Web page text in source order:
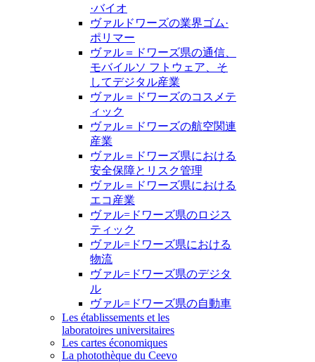
·バイオ
ヴァルドワーズの業界ゴム·
ポリマー
ヴァル＝ドワーズ県の通信、
モバイルソ フトウェア、そ
してデジタル産業
ヴァル＝ドワーズのコスメテ
ィック
ヴァル＝ドワーズの航空関連
産業
ヴァル＝ドワーズ県における
安全保障とリスク管理
ヴァル＝ドワーズ県における
エコ産業
ヴァル=ドワーズ県のロジス
ティック
ヴァル=ドワーズ県における
物流
ヴァル=ドワーズ県のデジタ
ル
ヴァル=ドワーズ県の自動車
Les établissements et les
laboratoires universitaires
Les cartes économiques
La photothèque du Ceevo